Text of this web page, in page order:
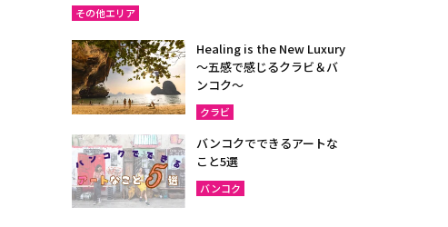
その他エリア
Healing is the New Luxury
～五感で感じるクラビ＆バ
ンコク～
クラビ
バンコクでできるアートな
こと5選
バンコク